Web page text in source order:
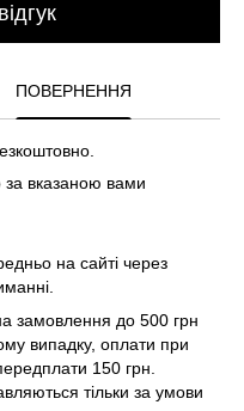
ПОВЕРНЕННЯ
за вказаною вами
на сайті через
замовлення до 500 грн
випадку, оплати при
150 грн.
тільки за умови